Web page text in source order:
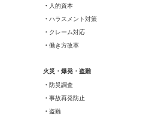
人的資本
ハラスメント対策
クレーム対応
働き方改革
火災・爆発・盗難
防災調査
事故再発防止
盗難